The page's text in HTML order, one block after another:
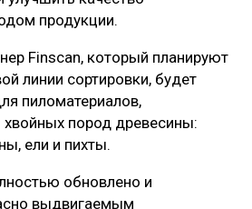
продукции.
Finscan, который планируют
линии сортировки, будет
пиломатериалов,
хвойных пород древесины:
ели и пихты.
обновлено и
выдвигаемым